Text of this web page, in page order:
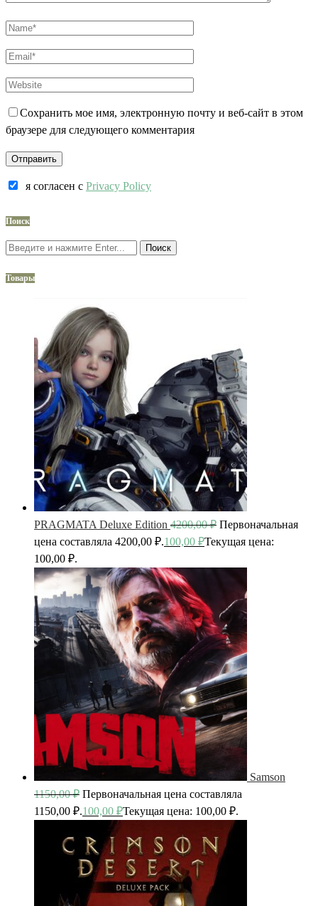
Сохранить мое имя, электронную почту и веб-сайт в этом
браузере для следующего комментария
я согласен c Privacy Policy
Поиск
Поиск
Товары
PRAGMATA Deluxe Edition 4200,00₽ Первоначальная
цена составляла 4200,00 ₽.100,00 ₽Текущая цена:
100,00 ₽.
Samson
1150,00₽ Первоначальная цена составляла
1150,00 ₽.100,00 ₽Текущая цена: 100,00 ₽.